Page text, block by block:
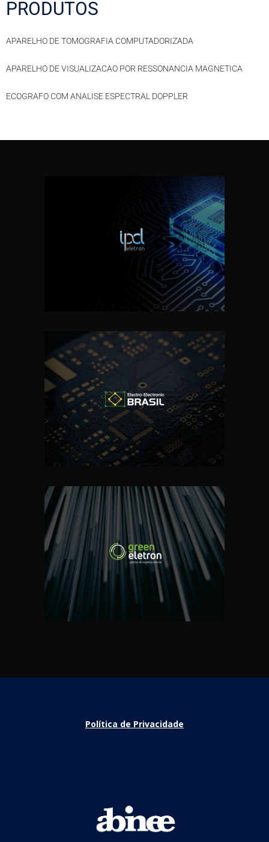
PRODUTOS
APARELHO DE TOMOGRAFIA COMPUTADORIZADA
APARELHO DE VISUALIZACAO POR RESSONANCIA MAGNETICA
ECOGRAFO COM ANALISE ESPECTRAL DOPPLER
Política de Privacidade